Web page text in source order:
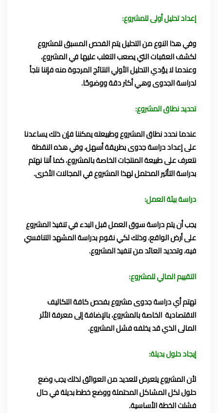
إعداد تحليل أولى للمشروع:
وفي هذا النوع من التحليل يتم الفحص المسبق للمشروع
لكشف العقبات التي يصعب التغلب عليها في المشروع،
وعندما لا يؤدي التحليل الأولي النتائج المرجوة منه فإننا نلجأ
لدراسة الجدوى وهي أكثر دقة ووضوحًا.
تحديد نطاق المشروع:
عندما نحدد نطاق المشروع وطبيعته يمكننا فإن ذلك يساعدنا
على إعداد دراسة جدوى بطريقة أسهل، وفي هذه النقطة
نتعرف على طبيعة المنتجات الخاصة بالمشروع، كما أننا نهتم
بدراسة التأثير المحتمل لهذا المشروع في المجالات الأخرى.
دراسة بيئة العمل:
يجب أن يتم دراسة سوق العمل قبل البدء في تنفيذ المشروع
على أرض الواقع، وذلك لكي نقوم بدراسة المشهد التنافسي
فيه، وتحديد العائد من تنفيذ المشروع.
التقييم المالي للمشروع:
تهتم أي دراسة جدوى مشروع بفحص كافة التكاليف
الاقتصادية الخاصة بالمشروع، بالإضافة إلى معرفة الأثر
المالى الذي قد يخلفه فشل المشروع.
إيجاد حلول بديلة:
لأن المشروع يتعرض للعديد من العوائق لذلك يجب وضع
حلول لكل المشاكل المحتملة ووضع خطط بديلة في حال
فشلت الخطة الأساسية.